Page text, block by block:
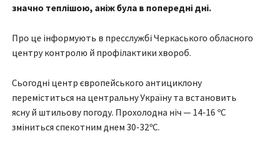
значно теплішою, аніж була в попередні дні.
Про це інформують в пресслужбі Черкаського обласного
центру контролю й профілактики хвороб.
Сьогодні центр європейського антициклону
переміститься на центральну Україну та встановить
ясну й штильову погоду. Прохолодна ніч — 14-16 ºС
зміниться спекотним днем 30-32ºС.